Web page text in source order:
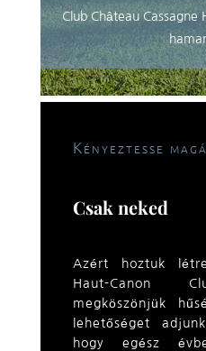
Club Château Cassagne
Kényeztesse
Csak neked
Azért hoztuk
Haut-Canon
megköszönjük
lehetőséget
hogy egész